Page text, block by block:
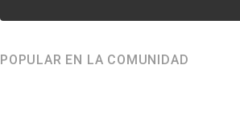
POPULAR EN LA COMUNIDAD